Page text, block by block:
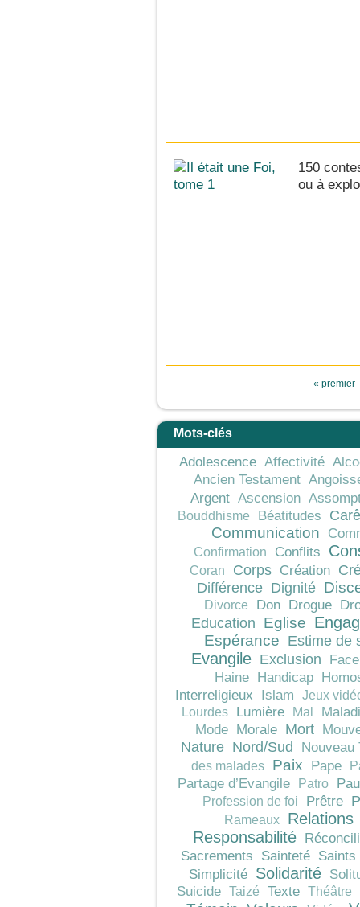
150
ou à
« premier
Mots-clés
Adolescence Affectivité
Ancien Testament
Argent Ascension
Bouddhisme Béatitudes
Communication
Confirmation Conflits
Coran Corps Création
Différence Dignité
Divorce Don Drogue
Education Eglise
Espérance Estime de
Evangile Exclusion
Haine Handicap
Interreligieux Islam
Jeux
Lourdes
Lumière Mal
Mode
Morale Mort
Nature Nord/Sud Nouveau
des malades Paix Pape
Partage d’Evangile Patro
Profession de foi Prêtre
Rameaux
Relations
Responsabilité
Sacrements Sainteté Saints
Simplicité Solidarité
Suicide
Taizé Texte Théâtre